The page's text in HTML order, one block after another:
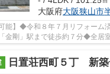
大阪府大阪狭山市
可能】◆令和８年７月リフォーム
金剛」駅まで徒歩約７分◆全居
日置荘西町５丁 新築